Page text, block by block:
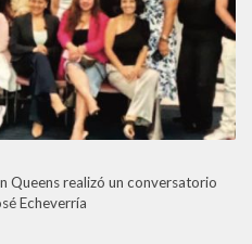
Queens realizó un conversatorio
Echeverría